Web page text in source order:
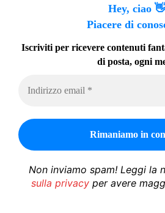
Hey, ciao 👋
Piacere di
Iscriviti per ricevere contenuti
di posta, ogni
Non inviamo spam! Leggi la
sulla privacyper avere